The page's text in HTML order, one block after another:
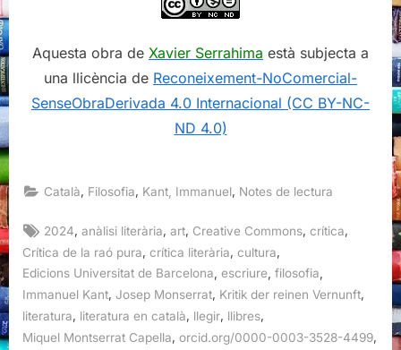
Aquesta obra de Xavier Serrahima està subjecta a
una llicència de Reconeixement-NoComercial-
SenseObraDerivada 4.0 Internacional (CC BY-NC-
ND 4.0)
Català Filosofia Kant, Immanuel Notes de lectura
Tags:
2024 ,anàlisi literària ,art Creative Commons ,crítica
Crítica de la raó pura crítica literària cultura
Edicions Universitat de Barcelona escriure filosofia
Immanuel Kant, Josep Monserrat, Kritik der reinen Vernunft,
literatura
literatura en català llegir llibres
Miquel Montserrat Capella orcid.org/0000-0003-3528-4499